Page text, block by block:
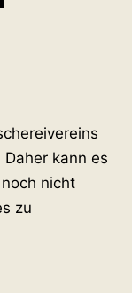
kann es
nicht
zu